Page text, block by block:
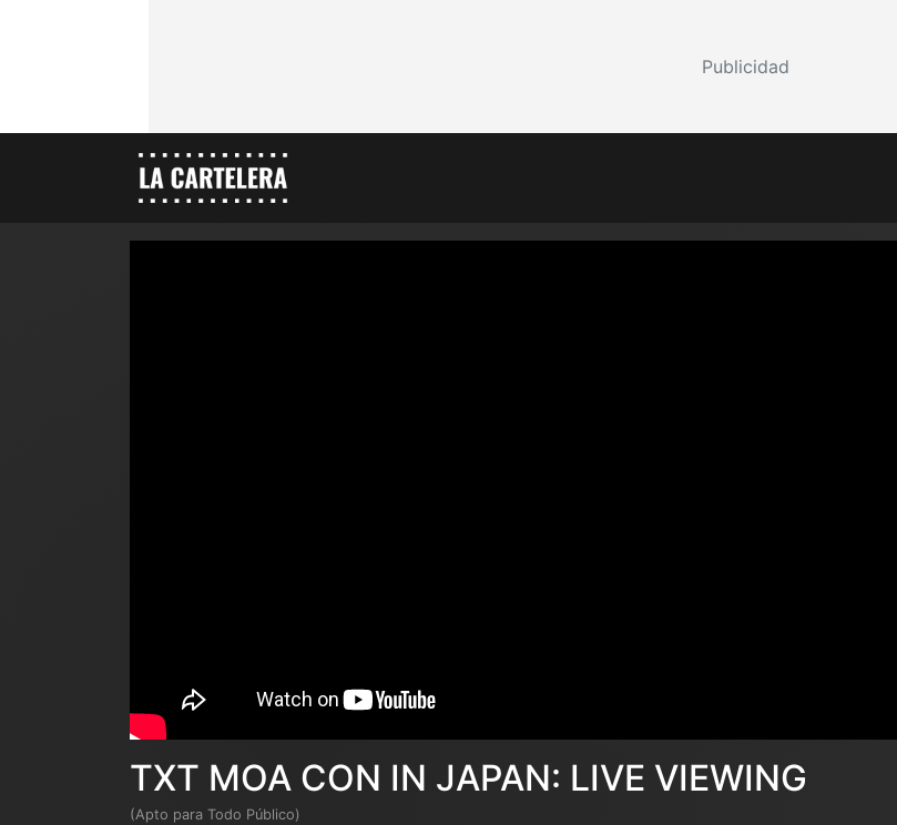
Publicidad
TXT MOA CON IN JAPAN: LIVE VIEWING
(Apto para Todo Público)